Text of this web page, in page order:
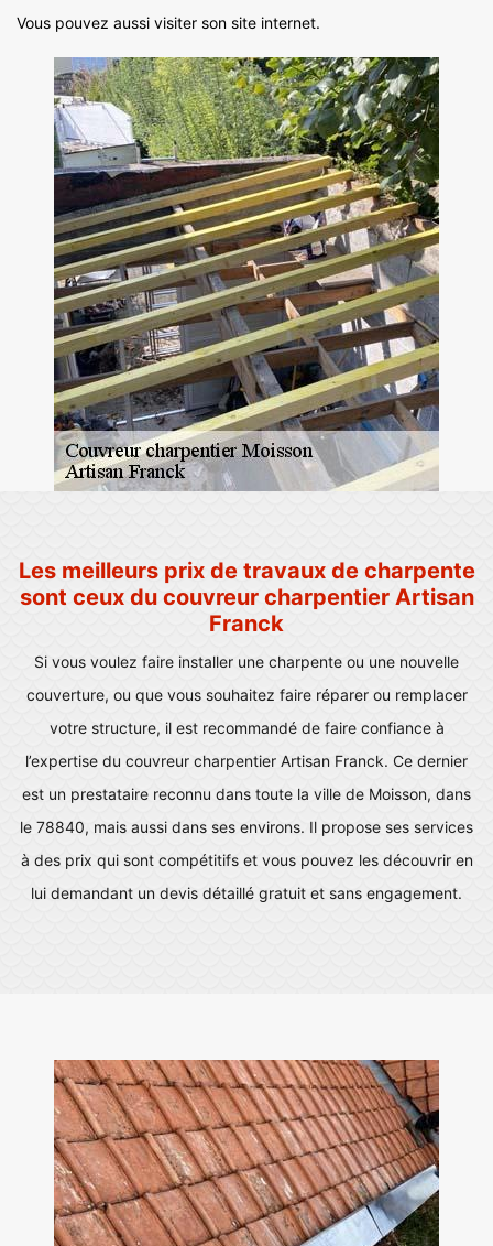
Vous pouvez aussi visiter son site internet.
Les meilleurs prix de travaux de charpente
sont ceux du couvreur charpentier Artisan
Franck
Si vous voulez faire installer une charpente ou une nouvelle
couverture, ou que vous souhaitez faire réparer ou remplacer
votre structure, il est recommandé de faire confiance à
l’expertise du couvreur charpentier Artisan Franck. Ce dernier
est un prestataire reconnu dans toute la ville de Moisson, dans
le 78840, mais aussi dans ses environs. Il propose ses services
à des prix qui sont compétitifs et vous pouvez les découvrir en
lui demandant un devis détaillé gratuit et sans engagement.